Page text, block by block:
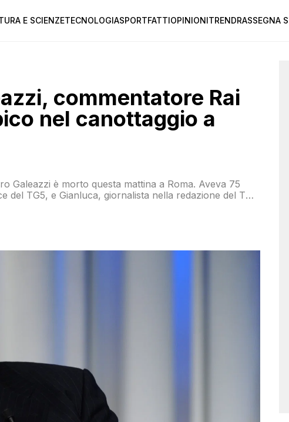
E SCIENZETECNOLOGIASPORTFATTIOPINIONITRENDRASSEGNA
commentatore Rai
nel canottaggio a
Galeazzi è morto questa mattina a Roma. Aveva 75
del TG5, e Gianluca, giornalista nella redazione del TG